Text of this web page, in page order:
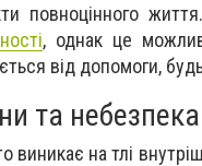
повноцінного
, однак це
від допомоги,
та небезпека
виникає на тлі